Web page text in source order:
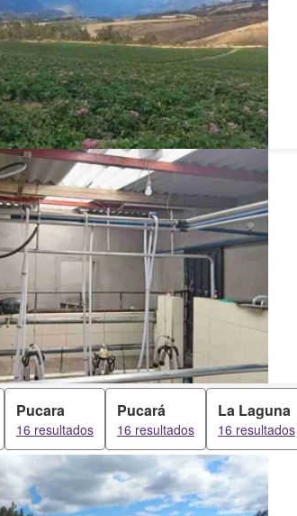
Pucara
16 resultados
Pucará
16 resultados
La Laguna
16 resultados